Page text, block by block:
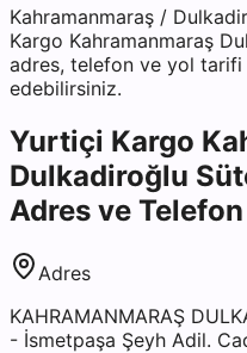
Kahramanmaraş /
Kargo Kahramanmaraş
adres, telefon ve yol
edebilirsiniz.
Yurtiçi Kargo
Dulkadiroğlu
Adres ve
Adres
KAHRAMANMARAŞ
- İsmetpaşa Şeyh Adil.